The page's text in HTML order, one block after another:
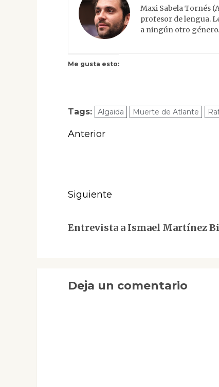
Maxi Sabela Tornés
profesor de lengua.
a ningún otro
Me gusta esto:
Tags: Algaida Muerte de Atlante
Navegación
Anterior
Siguiente
entrada:
Entrevista a Ismael Martínez
Deja un comentario